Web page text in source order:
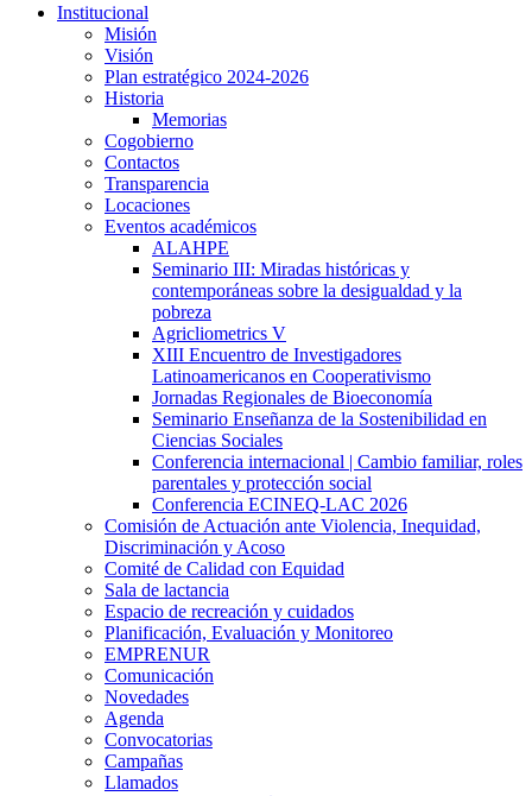
Institucional
Misión
Visión
Plan estratégico 2024-2026
Historia
Memorias
Cogobierno
Contactos
Transparencia
Locaciones
Eventos académicos
ALAHPE
Seminario III: Miradas históricas y
contemporáneas sobre la desigualdad y la
pobreza
Agricliometrics V
XIII Encuentro de Investigadores
Latinoamericanos en Cooperativismo
Jornadas Regionales de Bioeconomía
Seminario Enseñanza de la Sostenibilidad en
Ciencias Sociales
Conferencia internacional | Cambio familiar, roles
parentales y protección social
Conferencia ECINEQ-LAC 2026
Comisión de Actuación ante Violencia, Inequidad,
Discriminación y Acoso
Comité de Calidad con Equidad
Sala de lactancia
Espacio de recreación y cuidados
Planificación, Evaluación y Monitoreo
EMPRENUR
Comunicación
Novedades
Agenda
Convocatorias
Campañas
Llamados